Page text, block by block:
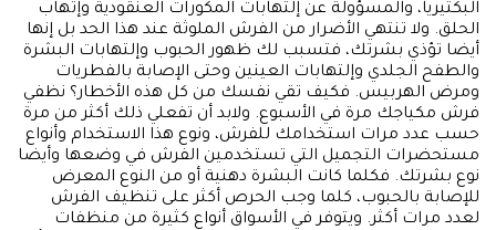
البكتيريا، والمسؤولة عن إلتهابات المكورات العنقودية وإتهاب
الحلق. ولا تنتهي الأضرار من الفرش الملوثة عند هذا الحد بل إنها
أيضا تؤذي بشرتك، فتسبب لك ظهور الحبوب وإلتهابات البشرة
والطفح الجلدي وإلتهابات العينين وحتى الإصابة بالفطريات
ومرض الهربيس. فكيف تقي نفسك من كل هذه الأخطار؟ نظفي
فرش مكياجك مرة في الأسبوع. ولابد أن تفعلي ذلك أكثر من مرة
حسب عدد مرات استخدامك للفرش، ونوع هذا الاستخدام وأنواع
مستحضرات التجميل التي تستخدمين الفرش في وضعها وأيضا
نوع بشرتك. فكلما كانت البشرة دهنية أو من النوع المعرض
للإصابة بالحبوب، كلما وجب الحرص أكثر على تنظيف الفرش
لعدد مرات أكثر. ويتوفر في الأسواق أنواع كثيرة من منظفات